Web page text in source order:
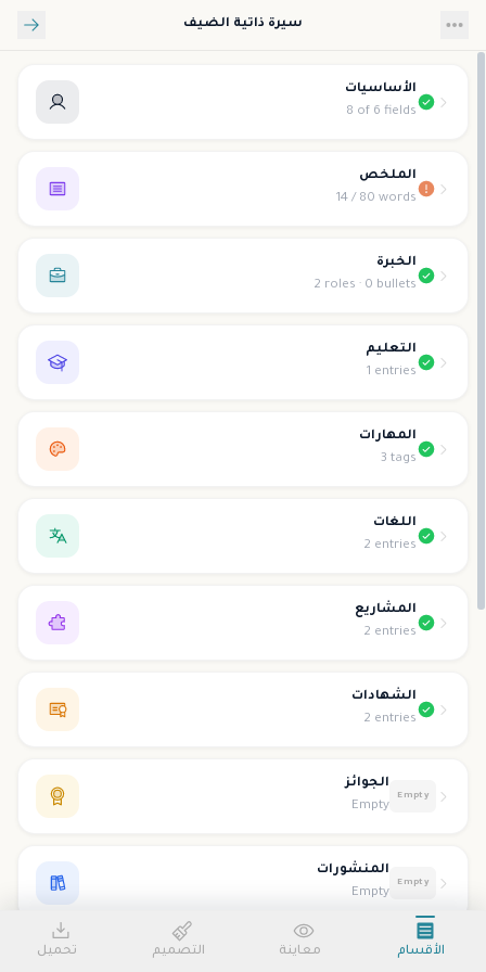
تخطي إلى المحتوى الرئيسيسيرة ذاتية الضيف
الأساسيات
8 of 6 fields
الملخص
14 / 80 words
الخبرة
2 roles · 0 bullets
التعليم
1 entries
المهارات
3 tags
اللغات
2 entries
المشاريع
2 entries
الشهادات
2 entries
الجوائز
Empty
Empty
المنشورات
Empty
Empty
الأقسام معاينة التصميم تحميل